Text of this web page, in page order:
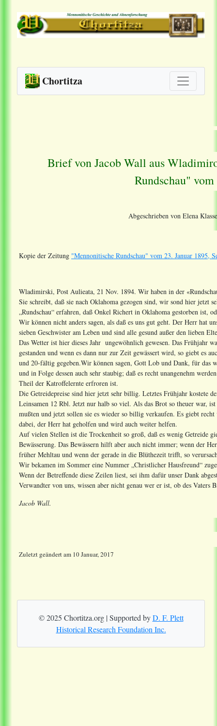
Chortitza
Brief von Jacob Wall aus
Rundschau"
Abgeschrieben von Elena
Kopie der Zeitung "Mennonitische Rundschau" vom 23. Januar 1895,
Wladimirski, Post Aulieata, 21 Nov. 1894. Wir haben in der
Sie schreibt, daß sie nach Oklahoma gezogen sind, wir sond hier jetzt
„Rundschau“ erfahren, daß Onkel Richert in Oklahoma gestorben ist,
Wir können nicht anders sagen, als daß es uns gut geht. Der Herr hat
sieben Geschwister am Leben und sind alle gesund außer den lieben
Das Wetter ist hier dieses Jahr ungewöhnlich gewesen. Das Frühjahr
gestanden und wenn es dann nur zur Zeit gewässert wird, so giebt es
und 20-fältig gegeben.Wir können sagen, Gott Lob und Dank, für das
und in Folge dessen auch sehr staubig; daß es recht unangenehm
Theil der Katroffelernte erfroren ist.
Die Getreidepreise sind hier jetzt sehr billig. Letztes Frühjahr kostete
Leinsamen 12 Rbl. Jetzt nur halb so viel. Als das Brot so theuer war,
mußten und jetzt sollen sie es wieder so billig verkaufen. Es giebt
dabei, der Herr hat geholfen und wird auch weiter helfen.
Auf vielen Stellen ist die Trockenheit so groß, daß es wenig Getreide
Bewässerung. Das Bewässern hilft aber auch nicht immer; wenn der
früher Mehltau und wenn der gerade in die Blüthezeit trifft, so
Wir bekamen im Sommer eine Nummer „Christlicher Hausfreund“
Wenn der Betreffende diese Zeilen liest, sei ihm dafür unser Dank
Verwandter von uns, wissen aber nicht genau wer er ist, ob des Vaters
Jacob Wall.
Zuletzt geändertam 10 Januar, 2017
© 2025 Chortitza.org | Supported byD. F. Plett
Historical Research Foundation Inc.